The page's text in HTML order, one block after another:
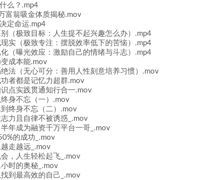
么？.mp4
富翁吸金体质揭秘.mov
定命运.mp4
（极致目标：人生提不起兴趣怎么办）.mp4
实（极致专注：摆脱效率低下的苦恼）.mp4
（曝光效应：激励自己的情绪与斗志）.mp4
成本能.mov
法（无心可分：善用人性刻意培养习惯）.mov
者都是记忆力超群.mov
点实践贯通知行合一.mov
身不忘（一）.mov
终身不忘（二）.mov
力且自律不被诱惑_.mov
年成为融资千万平台一哥_.mov
的成功_.mov
走越远_.mov
，人生轻松起飞_.mov
时的奥秘_.mov
到最高效的自己_.mov